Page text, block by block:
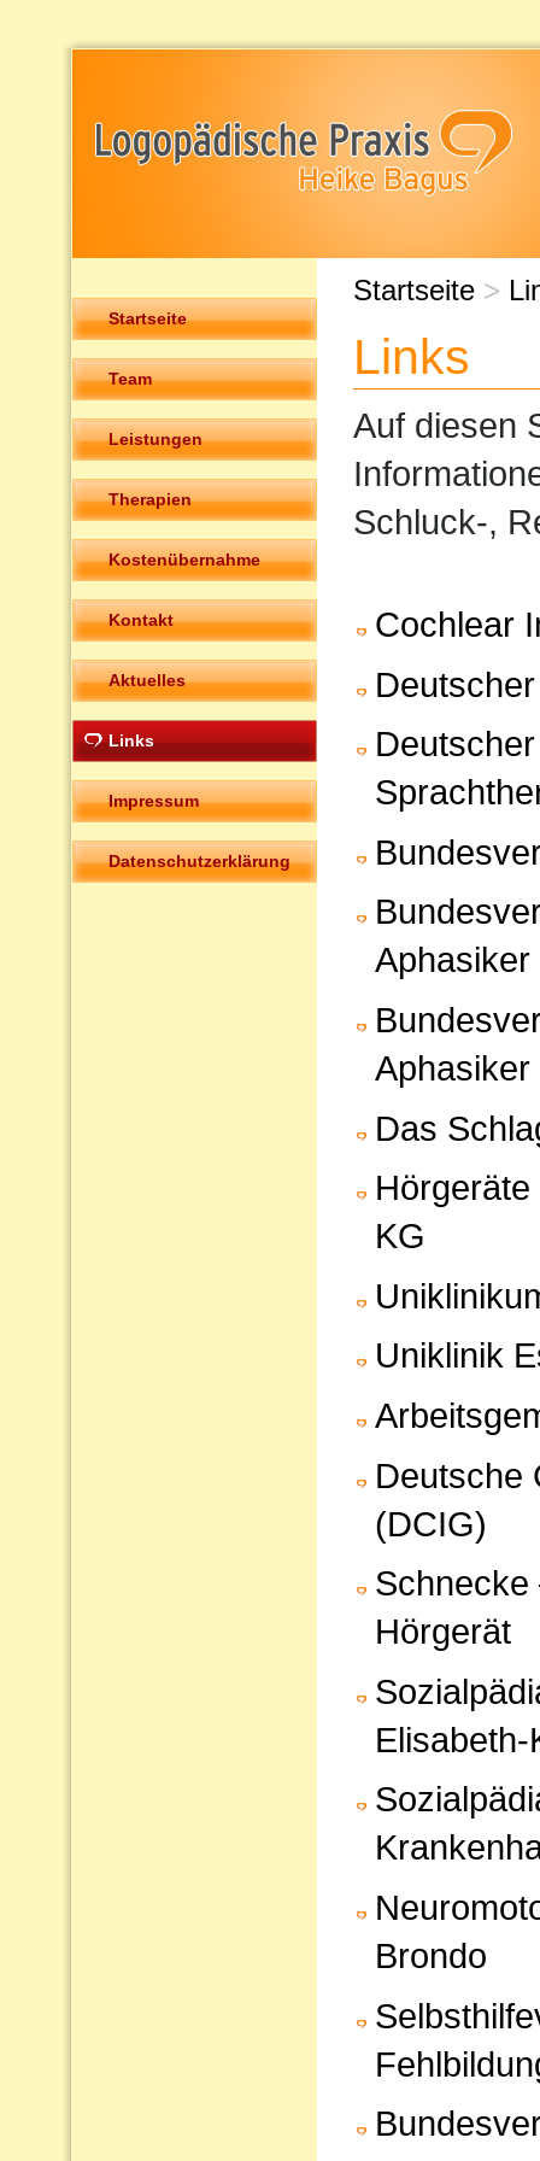
Startseite
Team
Leistungen
Therapien
Kostenübernahme
Kontakt
Aktuelles
Links
Impressum
Datenschutzerklärung
Startseite >
Links
Auf diesen
Schluck-,
Cochlear
Aphasiker
Aphasiker
Das
KG
Uniklinik
Deutsche
(DCIG)
Schnecke
Hörgerät
Brondo